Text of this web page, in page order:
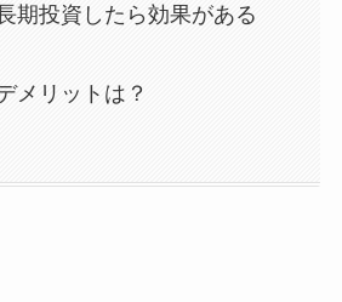
期投資したら効果がある
メリットは？